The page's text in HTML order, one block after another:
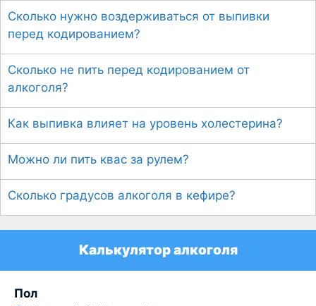
Сколько нужно воздерживаться от выпивки
перед кодированием?
Сколько не пить перед кодированием от
алкоголя?
Как выпивка влияет на уровень холестерина?
Можно ли пить квас за рулем?
Сколько градусов алкоголя в кефире?
Калькулятор алкоголя
Пол